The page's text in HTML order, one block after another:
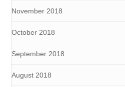
November 2018
October 2018
September 2018
August 2018